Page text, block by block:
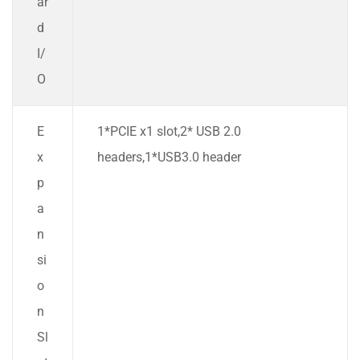
d
I/
O
E
x
p
a
n
si
o
n
Sl
1*PCIE x1 slot,2* USB 2.0
headers,1*USB3.0 header